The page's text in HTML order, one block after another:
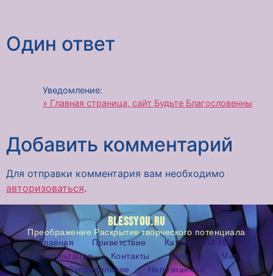
Один ответ
Уведомление:
» Главная страница, сайт Будьте Благословенны
Добавить комментарий
Для отправки комментария вам необходимо
авторизоваться.
BLESSYOU.RU
Преображение Раскрытие творческого потенциала
Главная
Приветствие
Каталог 2008-2025
Консультация
Контакты Человек
Мир
Запредельное
Непознанное